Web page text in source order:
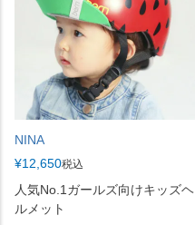
NINA
¥12,650税込
人気No.1ガールズ向けキッズヘ
ルメット